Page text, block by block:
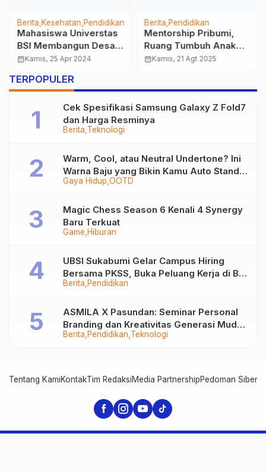
Berita Kesehatan Pendidikan
Mahasiswa Universtas
BSI Membangun Desa
di Kabupaten
calendar_monthKamis, 25 Apr 2024
Berita Pendidikan
Mentorship Pribumi,
Ruang Tumbuh Anak
Muda Sukabumi
calendar_monthKamis, 21 Agt 2025
TERPOPULER
Berita Teknologi
Cek Spesifikasi Samsung Galaxy Z Fold7
dan Harga Resminya
Gaya Hidup OOTD
Warm, Cool, atau Neutral Undertone? Ini
Warna Baju yang Bikin Kamu Auto Stand
Out
Game Hiburan
Magic Chess Season 6 Kenali 4 Synergy
Baru Terkuat
Berita Pendidikan
UBSI Sukabumi Gelar Campus Hiring
Bersama PKSS, Buka Peluang Kerja di BRI
Group
Berita Pendidikan Teknologi
ASMILA X Pasundan: Seminar Personal
Branding dan Kreativitas Generasi Muda
Bersama SDKF
Tentang KamiKontakTim RedaksiMedia PartnershipPedoman Siber